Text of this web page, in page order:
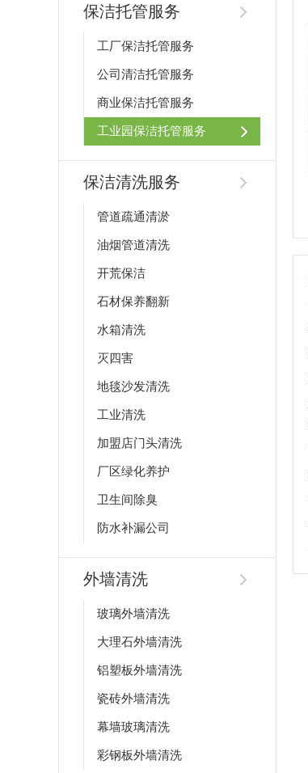
保洁托管服务
工厂保洁托管服务
公司清洁托管服务
商业保洁托管服务
工业园保洁托管服务
保洁清洗服务
管道疏通清淤
油烟管道清洗
开荒保洁
石材保养翻新
水箱清洗
灭四害
地毯沙发清洗
工业清洗
加盟店门头清洗
厂区绿化养护
卫生间除臭
防水补漏公司
外墙清洗
玻璃外墙清洗
大理石外墙清洗
铝塑板外墙清洗
瓷砖外墙清洗
幕墙玻璃清洗
彩钢板外墙清洗